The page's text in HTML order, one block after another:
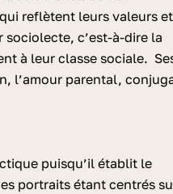
reflètent leurs valeurs et
c’est-à-dire la
à leur classe sociale.
l’amour parental,
puisqu’il établit le
portraits étant centrés